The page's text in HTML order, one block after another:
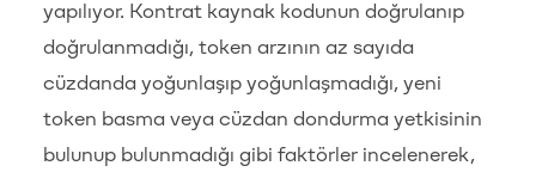
yapılıyor. Kontrat kaynak kodunun doğrulanıp
doğrulanmadığı, token arzının az sayıda
cüzdanda yoğunlaşıp yoğunlaşmadığı, yeni
token basma veya cüzdan dondurma yetkisinin
bulunup bulunmadığı gibi faktörler incelenerek,